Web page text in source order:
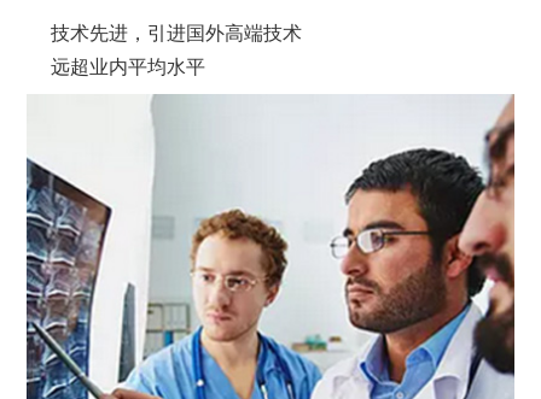
技术先进，引进国外高端技术
远超业内平均水平